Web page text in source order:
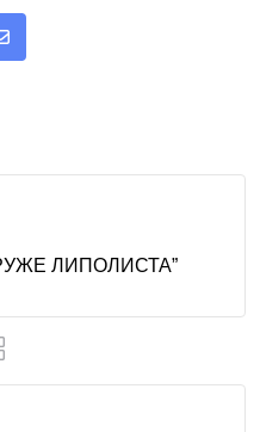
Share
ЛИПОЛИСТА”